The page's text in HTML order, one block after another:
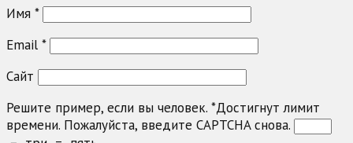
Имя *
Email *
Сайт
Решите пример, если вы человек. *Достигнут лимит
времени. Пожалуйста, введите CAPTCHA снова.